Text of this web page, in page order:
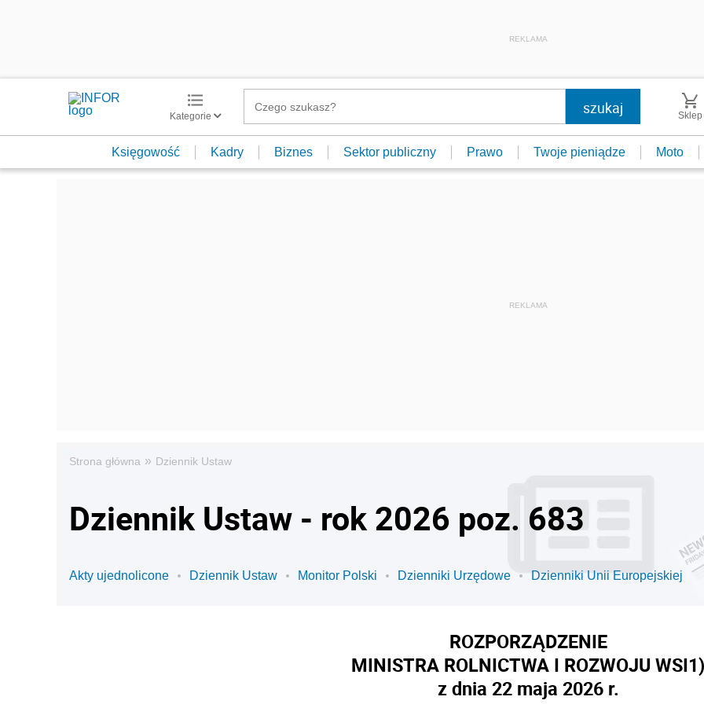
REKLAMA
Kategorie Sklep
Księgowość Kadry Biznes Sektor publiczny Prawo Twoje pieniądze Moto
Strona główna » Dziennik Ustaw
Dziennik Ustaw - rok 2026 poz. 683
Akty ujednolicone Dziennik Ustaw Monitor Polski Dzienniki Urzędowe Dzienniki Unii Europejskiej
ROZPORZĄDZENIE
MINISTRA ROLNICTWA I ROZWOJU WSI1)
z dnia 22 maja 2026 r.